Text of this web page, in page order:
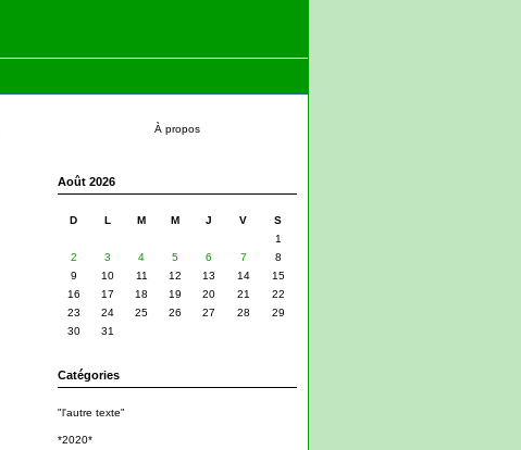
À propos
Août 2026
D L M M J V
S
1
2
3 4 5 6 7
8
9
10 11 12 13 14
15
16
17 18 19 20 21
22
23
24 25 26 27 28
29
30
31
Catégories
"l'autre texte"
*2020*